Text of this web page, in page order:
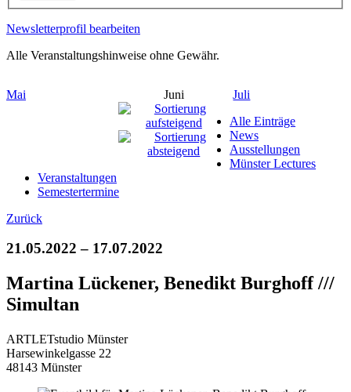
Newsletterprofil bearbeiten
Alle Veranstaltungshinweise ohne Gewähr.
Mai Juni
Juli
Alle Einträge
News
Ausstellungen
Münster Lectures
Veranstaltungen
Semestertermine
Zurück
21.05.2022 – 17.07.2022
Martina Lückener, Benedikt Burghoff ///
Simultan
ARTLETstudio Münster
Harsewinkelgasse 22
48143 Münster